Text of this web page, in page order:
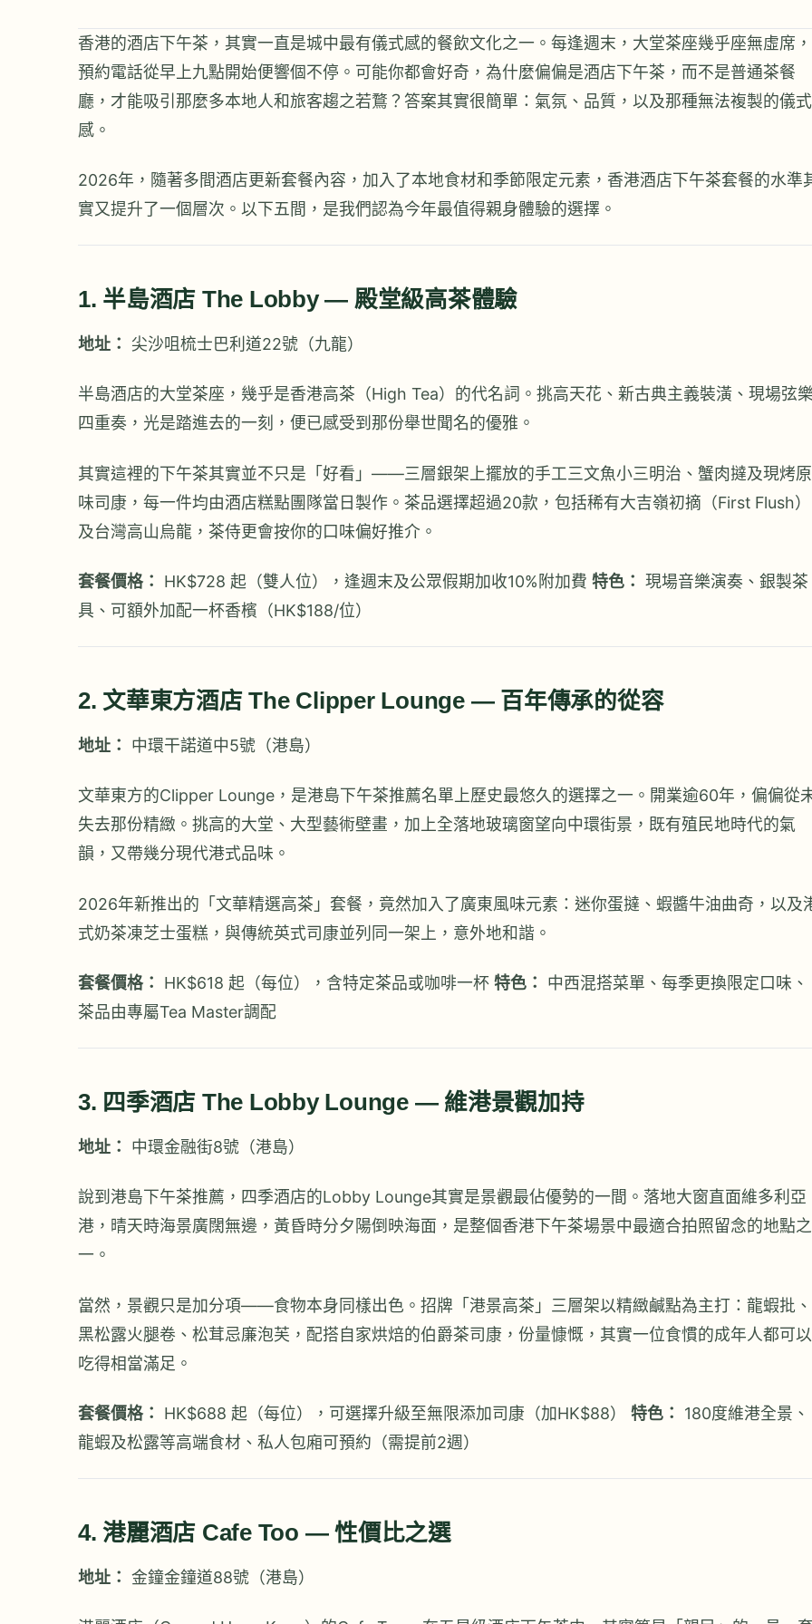
香港的酒店下午茶，其實一直是城中最有儀式感的餐飲文化之一。每逢週末，大堂茶座幾乎座無虛席，
預約電話從早上九點開始便響個不停。可能你都會好奇，為什麼偏偏是酒店下午茶，而不是普通茶餐
廳，才能吸引那麼多本地人和旅客趨之若鶩？答案其實很簡單：氣氛、品質，以及那種無法複製的儀式
感。
2026年，隨著多間酒店更新套餐內容，加入了本地食材和季節限定元素，香港酒店下午茶套餐的水準
實又提升了一個層次。以下五間，是我們認為今年最值得親身體驗的選擇。
1. 半島酒店 The Lobby — 殿堂級高茶體驗
地址： 尖沙咀梳士巴利道22號（九龍）
半島酒店的大堂茶座，幾乎是香港高茶（High Tea）的代名詞。挑高天花、新古典主義裝潢、現場弦
四重奏，光是踏進去的一刻，便已感受到那份舉世聞名的優雅。
其實這裡的下午茶其實並不只是「好看」——三層銀架上擺放的手工三文魚小三明治、蟹肉撻及現烤原
味司康，每一件均由酒店糕點團隊當日製作。茶品選擇超過20款，包括稀有大吉嶺初摘（First Flush）
及台灣高山烏龍，茶侍更會按你的口味偏好推介。
套餐價格： HK$728 起（雙人位），逢週末及公眾假期加收10%附加費 特色： 現場音樂演奏、銀製茶
具、可額外加配一杯香檳（HK$188/位）
2. 文華東方酒店 The Clipper Lounge — 百年傳承的從容
地址： 中環干諾道中5號（港島）
文華東方的Clipper Lounge，是港島下午茶推薦名單上歷史最悠久的選擇之一。開業逾60年，偏偏從
失去那份精緻。挑高的大堂、大型藝術壁畫，加上全落地玻璃窗望向中環街景，既有殖民地時代的氣
韻，又帶幾分現代港式品味。
2026年新推出的「文華精選高茶」套餐，竟然加入了廣東風味元素：迷你蛋撻、蝦醬牛油曲奇，以及
式奶茶凍芝士蛋糕，與傳統英式司康並列同一架上，意外地和諧。
套餐價格： HK$618 起（每位），含特定茶品或咖啡一杯 特色：
中西混搭菜單、每季更換限定口味、
茶品由專屬Tea Master調配
3. 四季酒店 The Lobby Lounge — 維港景觀加持
地址： 中環金融街8號（港島）
說到港島下午茶推薦，四季酒店的Lobby Lounge其實是景觀最佔優勢的一間。落地大窗直面維多利亞
港，晴天時海景廣闊無邊，黃昏時分夕陽倒映海面，是整個香港下午茶場景中最適合拍照留念的地點之
一。
當然，景觀只是加分項——食物本身同樣出色。招牌「港景高茶」三層架以精緻鹹點為主打：龍蝦批、
黑松露火腿卷、松茸忌廉泡芙，配搭自家烘焙的伯爵茶司康，份量慷慨，其實一位食慣的成年人都可以
吃得相當滿足。
套餐價格： HK$688 起（每位），可選擇升級至無限添加司康（加HK$88） 特色：
180度維港全景、
龍蝦及松露等高端食材、私人包廂可預約（需提前2週）
4. 港麗酒店 Cafe Too — 性價比之選
地址： 金鐘金鐘道88號（港島）